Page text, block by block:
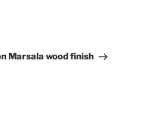
Marsala wood finish